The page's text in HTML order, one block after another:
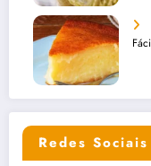
Redes Sociais